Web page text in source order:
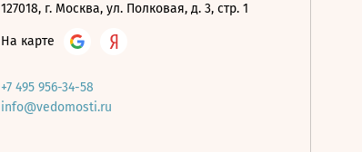
127018, г. Москва, ул. Полковая, д. 3, стр. 1
На карте
+7 495 956-34-58
info@vedomosti.ru